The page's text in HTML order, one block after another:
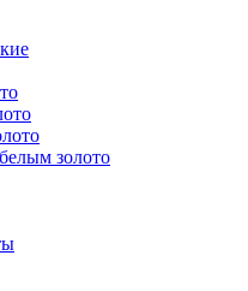
золото